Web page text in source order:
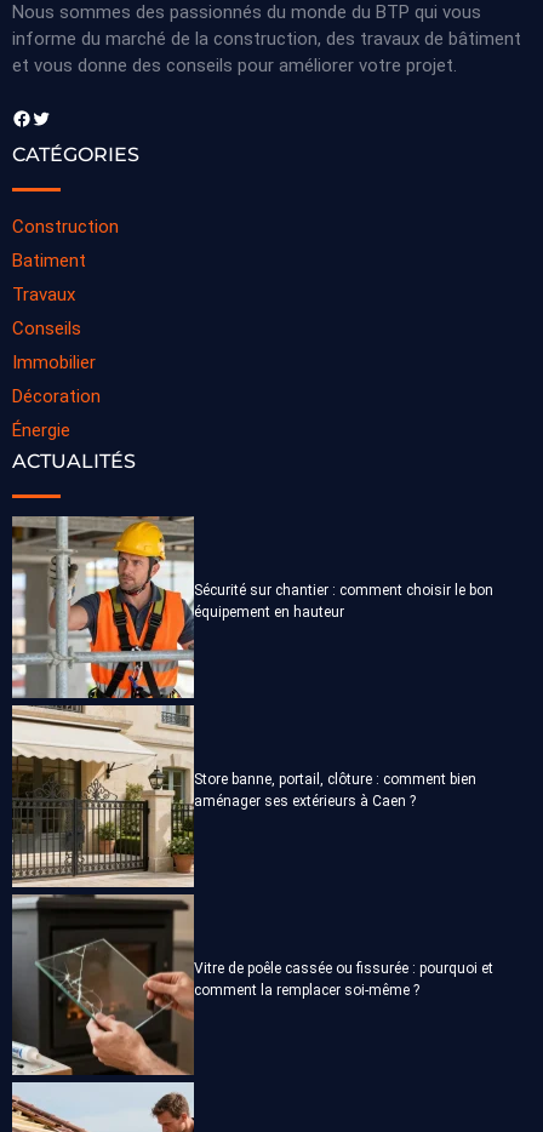
Nous sommes des passionnés du monde du BTP qui vous
informe du marché de la construction, des travaux de bâtiment
et vous donne des conseils pour améliorer votre projet.
Facebook Twitter
CATÉGORIES
Construction
Batiment
Travaux
Conseils
Immobilier
Décoration
Énergie
ACTUALITÉS
Sécurité sur chantier : comment choisir le bon
équipement en hauteur
Store banne, portail, clôture : comment bien
aménager ses extérieurs à Caen ?
Vitre de poêle cassée ou fissurée : pourquoi et
comment la remplacer soi-même ?